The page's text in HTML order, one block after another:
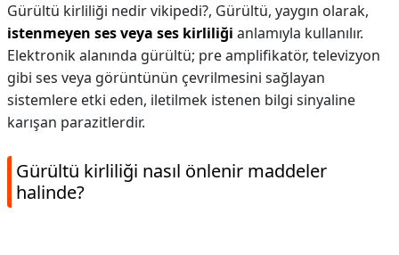
Gürültü kirliliği nedir vikipedi?, Gürültü, yaygın olarak,
istenmeyen ses veya ses kirliliği anlamıyla kullanılır.
Elektronik alanında gürültü; pre amplifikatör, televizyon
gibi ses veya görüntünün çevrilmesini sağlayan
sistemlere etki eden, iletilmek istenen bilgi sinyaline
karışan parazitlerdir.
Gürültü kirliliği nasıl önlenir maddeler
halinde?